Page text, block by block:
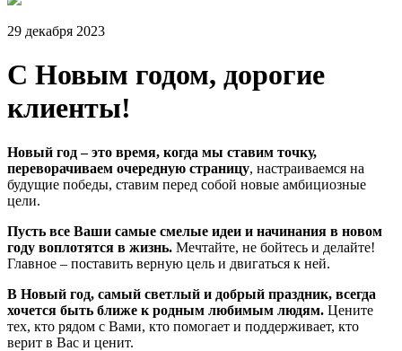
29 декабря 2023
С Новым годом, дорогие
клиенты!
Новый год – это время, когда мы ставим точку,
переворачиваем очередную страницу, настраиваемся на
будущие победы, ставим перед собой новые амбициозные
цели.
Пусть все Ваши самые смелые идеи и начинания в новом
году воплотятся в жизнь. Мечтайте, не бойтесь и делайте!
Главное – поставить верную цель и двигаться к ней.
В Новый год, самый светлый и добрый праздник, всегда
хочется быть ближе к родным любимым людям. Цените
тех, кто рядом с Вами, кто помогает и поддерживает, кто
верит в Вас и ценит.